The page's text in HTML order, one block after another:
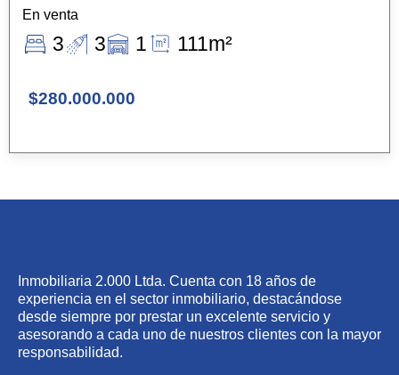
En venta
3 3 1 111m²
$280.000.000
Inmobiliaria 2.000 Ltda. Cuenta con 18 años de
experiencia en el sector inmobiliario, destacándose
desde siempre por prestar un excelente servicio y
asesorando a cada uno de nuestros clientes con la mayor
responsabilidad.